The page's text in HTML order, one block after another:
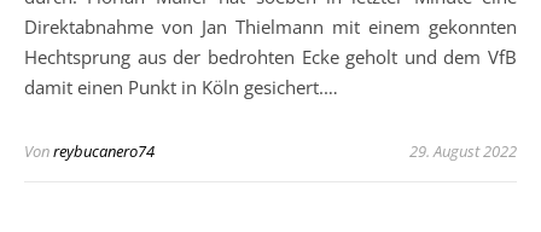
Direktabnahme von Jan Thielmann mit einem gekonnten
Hechtsprung aus der bedrohten Ecke geholt und dem VfB
damit einen Punkt in Köln gesichert.…
Vonreybucanero74 29. August 2022